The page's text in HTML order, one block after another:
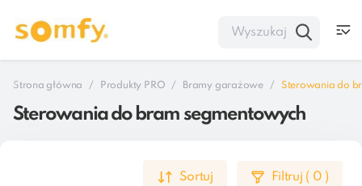
Strona główna Produkty PRO Bramy garażowe Sterowania do
Sterowania do bram segmentowych
Sortuj Filtruj ( 0 )